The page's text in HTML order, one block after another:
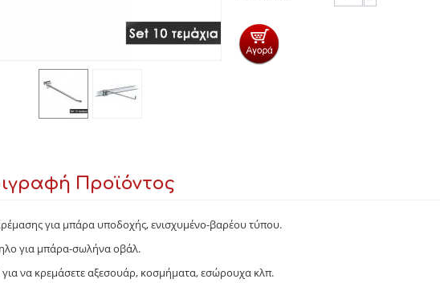
Προϊόντος
για μπάρα υποδοχής, ενισχυμένο-βαρέου τύπου.
για μπάρα-σωλήνα οβάλ.
για να κρεμάσετε αξεσουάρ, κοσμήματα, εσώρουχα κλπ.